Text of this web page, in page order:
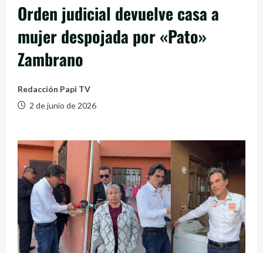
Orden judicial devuelve casa a
mujer despojada por «Pato»
Zambrano
Redacción Papi TV
2 de junio de 2026